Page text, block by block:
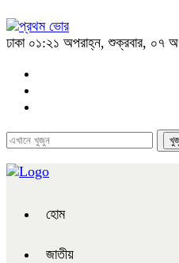
ঢাকা ০১:২১ অপরাহ্ন, শুক্রবার, ০৭
হোম
জাতীয়